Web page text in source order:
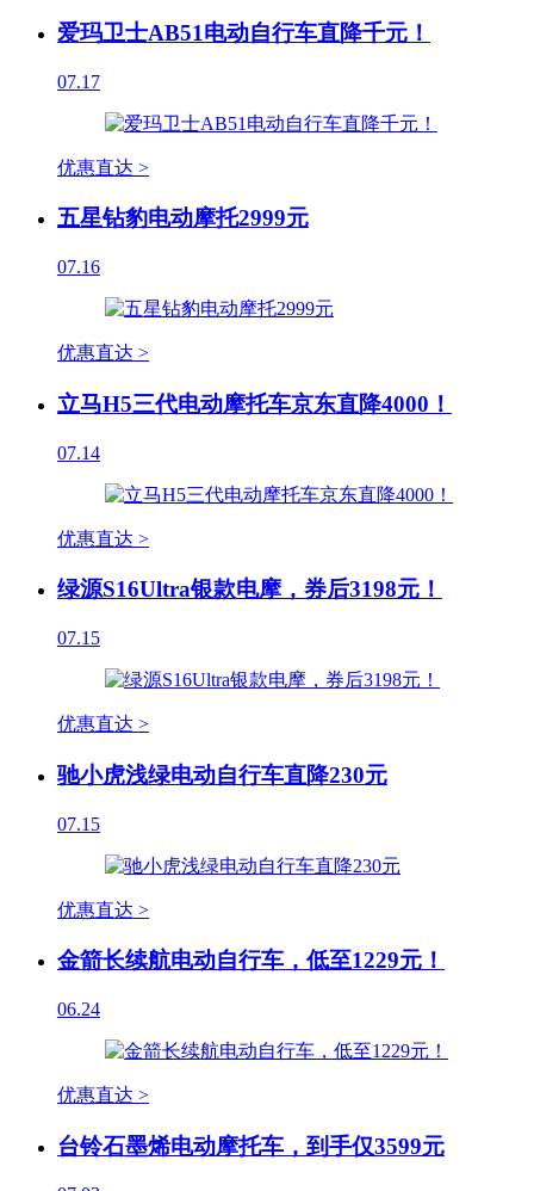
爱玛卫士AB51电动自行车直降千元！
07.17
优惠直达 >
五星钻豹电动摩托2999元
07.16
优惠直达 >
立马H5三代电动摩托车京东直降4000！
07.14
优惠直达 >
绿源S16Ultra银款电摩，券后3198元！
07.15
优惠直达 >
驰小虎浅绿电动自行车直降230元
07.15
优惠直达 >
金箭长续航电动自行车，低至1229元！
06.24
优惠直达 >
台铃石墨烯电动摩托车，到手仅3599元